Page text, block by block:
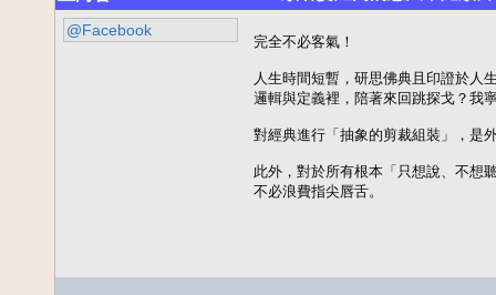
@Facebook
完全不必客氣！
人生時間短暫，研思佛典且印證於人
邏輯與定義裡，陪著來回跳探戈？我
對經典進行「抽象的剪裁組裝」，是
此外，對於所有根本「只想說、不想
不必浪費指尖唇舌。